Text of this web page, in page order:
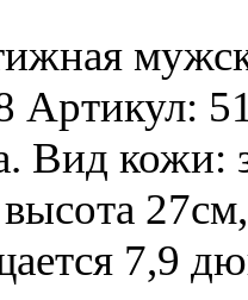
Артикул:
Вид кожи:
7,9